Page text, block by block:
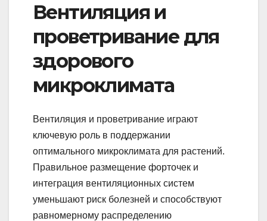
Вентиляция и
проветривание для
здорового
микроклимата
Вентиляция и проветривание играют
ключевую роль в поддержании
оптимального микроклимата для растений.
Правильное размещение форточек и
интеграция вентиляционных систем
уменьшают риск болезней и способствуют
равномерному распределению